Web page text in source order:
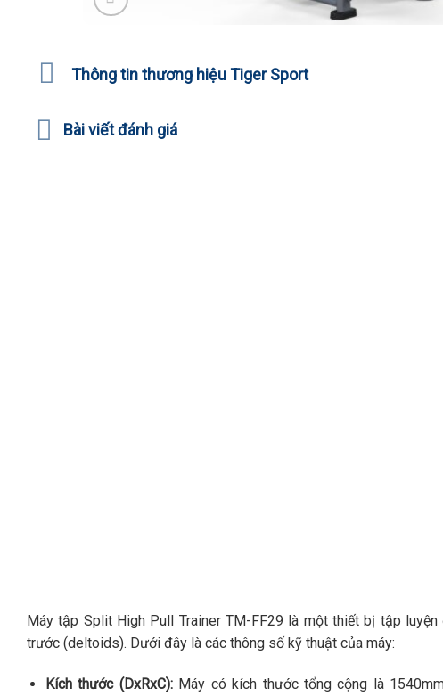
Thông tin thương hiệu Tiger Sport
Bài viết đánh giá
Máy tập Split High Pull Trainer TM-FF29 là một thiết bị tập
trước (deltoids). Dưới đây là các thông số kỹ thuật của máy:
Kích thước (DxRxC):Máy có kích thước tổng cộng là